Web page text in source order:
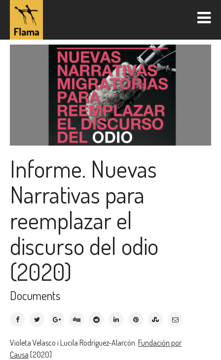
Informe. Nuevas
Narrativas para
reemplazar el
discurso del odio
(2020)
Documents
Violeta Velasco i Lucila Rodríguez-Alarcón. Fundación por
Causa [2020]